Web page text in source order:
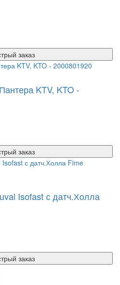
заказ
KTV, KTO -
заказ
Isofast с датч.Холла
заказ